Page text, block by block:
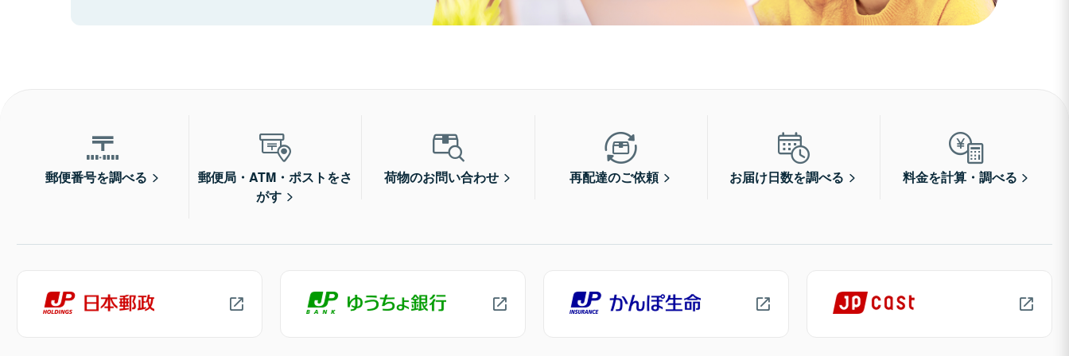
郵便番号を調べる
郵便局・ATM・ポストをさ
がす
荷物のお問い合わせ 再配達のご依頼 お届け日数を調べる 料金を計算・調べる